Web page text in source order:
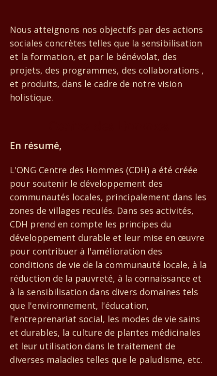
Nous atteignons nos objectifs par des actions
sociales concrètes telles que la sensibilisation
et la formation, et par le bénévolat, des
projets, des programmes, des collaborations ,
et produits, dans le cadre de notre vision
holistique.
En résumé,
L'ONG Centre des Hommes (CDH) a été créée
pour soutenir le développement des
communautés locales, principalement dans les
zones de villages reculés. Dans ses activités,
CDH prend en compte les principes du
développement durable et leur mise en œuvre
pour contribuer à l'amélioration des
conditions de vie de la communauté locale, à la
réduction de la pauvreté, à la connaissance et
à la sensibilisation dans divers domaines tels
que l'environnement, l'éducation,
l'entreprenariat social, les modes de vie sains
et durables, la culture de plantes médicinales
et leur utilisation dans le traitement de
diverses maladies telles que le paludisme, etc.